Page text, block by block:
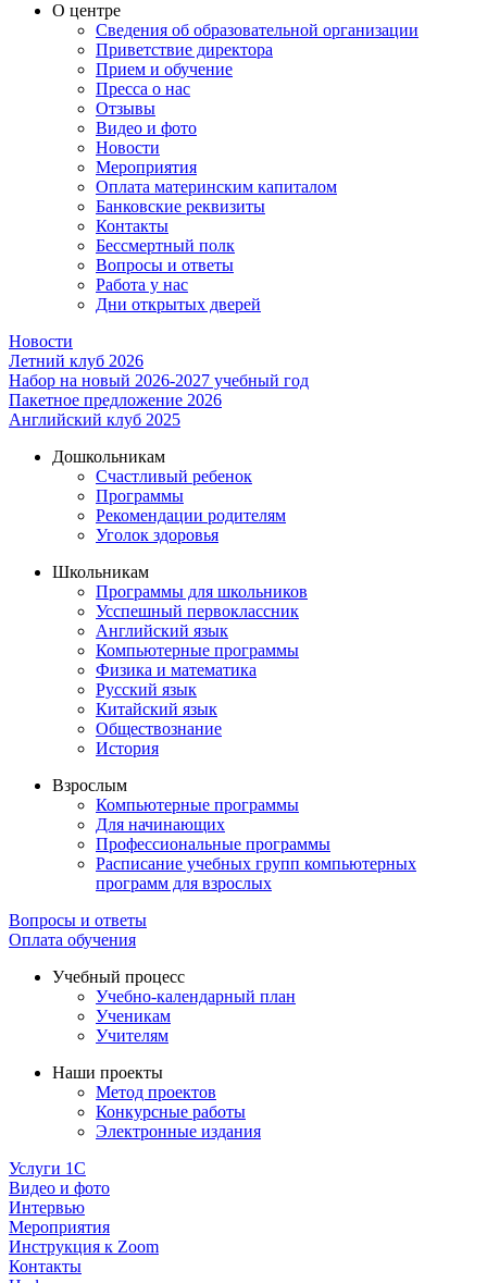
О центре
Сведения об образовательной организации
Приветствие директора
Прием и обучение
Пресса о нас
Отзывы
Видео и фото
Новости
Мероприятия
Оплата материнским капиталом
Банковские реквизиты
Контакты
Бессмертный полк
Вопросы и ответы
Работа у нас
Дни открытых дверей
Новости
Летний клуб 2026
Набор на новый 2026-2027 учебный год
Пакетное предложение 2026
Английский клуб 2025
Дошкольникам
Счастливый ребенок
Программы
Рекомендации родителям
Уголок здоровья
Школьникам
Программы для школьников
Усспешный первоклассник
Английский язык
Компьютерные программы
Физика и математика
Русский язык
Китайский язык
Обществознание
История
Взрослым
Компьютерные программы
Для начинающих
Профессиональные программы
Расписание учебных групп компьютерных
программ для взрослых
Вопросы и ответы
Оплата обучения
Учебный процесс
Учебно-календарный план
Ученикам
Учителям
Наши проекты
Метод проектов
Конкурсные работы
Электронные издания
Услуги 1C
Видео и фото
Интервью
Мероприятия
Инструкция к Zoom
Контакты